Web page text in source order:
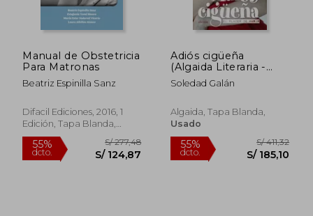
50%
dcto.
S/ 365,27
S/ 182,63
55%
dcto.
S/
S/
Manual de Obstetricia
Para Matronas
Beatriz Espinilla Sanz
Difacil Ediciones, 2016, 1
Edición, Tapa Blanda,
Nuevo
Adiós cigüeña
(Algaida Literaria -
Questiones)
Soledad Galán
Algaida, Tapa Blanda,
Usado